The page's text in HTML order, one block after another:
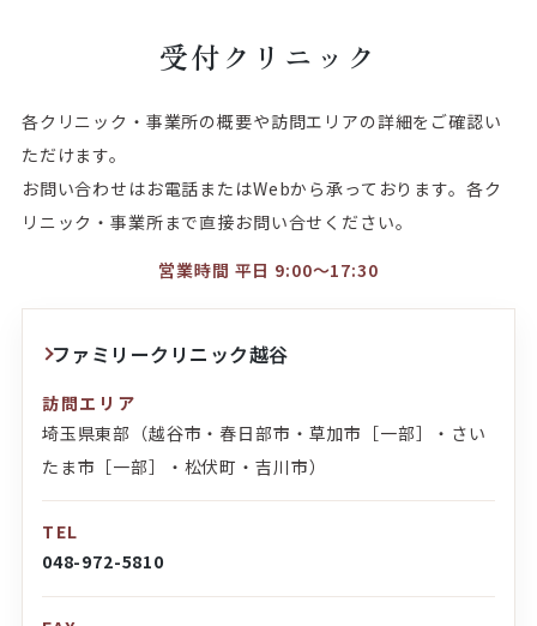
受付クリニック
各クリニック・事業所の概要や訪問エリアの詳細をご確認い
ただけます。
お問い合わせはお電話またはWebから承っております。各ク
リニック・事業所まで直接お問い合せください。
営業時間 平日 9:00～17:30
ファミリークリニック越谷
訪問エリア
埼玉県東部（越谷市・春日部市・草加市［一部］・さい
たま市［一部］・松伏町・吉川市）
TEL
048-972-5810